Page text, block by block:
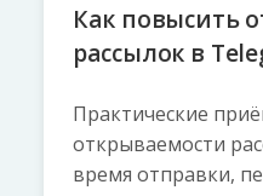
Как повысить
рассылок в
Практические
открываемости
время отправки,